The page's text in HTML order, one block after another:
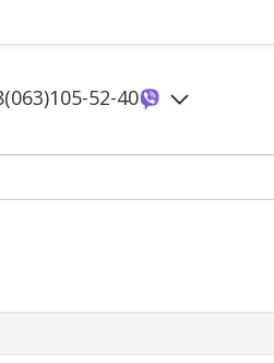
52-40